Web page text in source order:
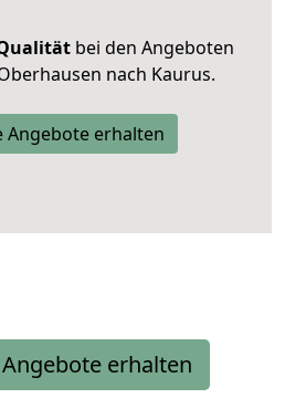
bei den Angeboten
nach Kaurus.
Angebote erhalten
erhalten